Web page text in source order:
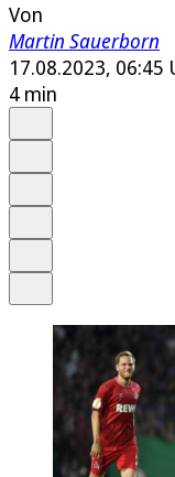
Von
Martin Sauerborn
17.08.2023, 06:45
4 min